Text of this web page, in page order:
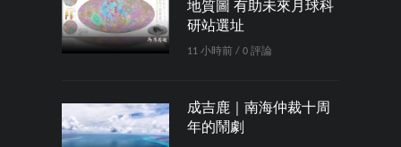
地質圖 有助未來月球科
研站選址
11 小時前 / 0 評論
成吉鹿｜南海仲裁十周
年的鬧劇